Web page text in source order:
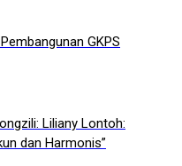
GKPS
Liliany Lontoh:
dan Harmonis”